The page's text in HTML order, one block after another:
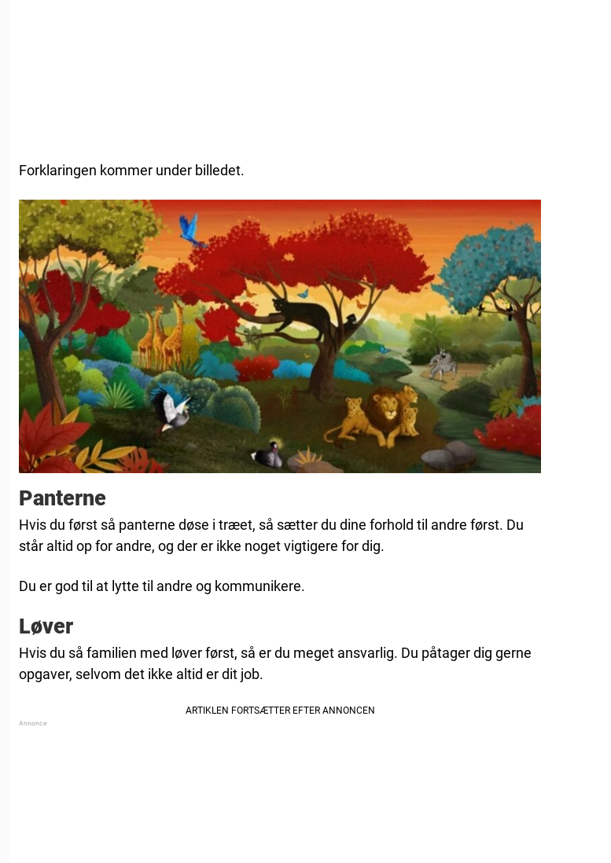
Forklaringen kommer under billedet.
Panterne
Hvis du først så panterne døse i træet, så sætter du dine forhold til andre først. Du
står altid op for andre, og der er ikke noget vigtigere for dig.
Du er god til at lytte til andre og kommunikere.
Løver
Hvis du så familien med løver først, så er du meget ansvarlig. Du påtager dig gerne
opgaver, selvom det ikke altid er dit job.